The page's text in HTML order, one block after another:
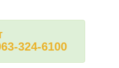
324-6100